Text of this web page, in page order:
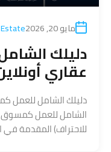
مايو 20, 2026
دليلك
عقاري أونلاين
للاحتراف) المقدمة في